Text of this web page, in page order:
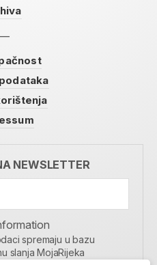
NEWSLETTER
spremaju u bazu
slanja MojaRijeka